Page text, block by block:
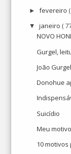
► fevereiro
▼ janeiro (
NOVO
Gurgel,
João
Donohue
Suicídio
Meu
10